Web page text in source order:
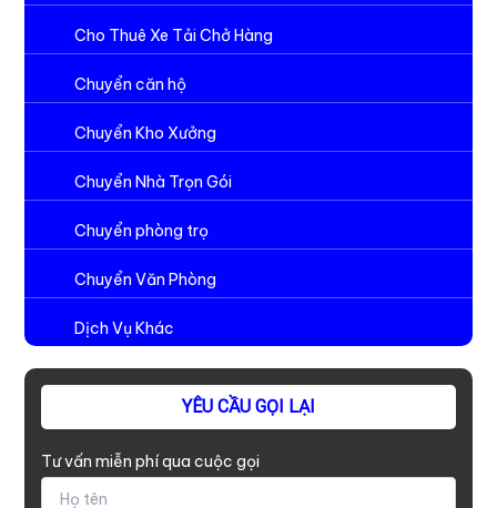
Cho Thuê Xe Tải Chở Hàng
Chuyển căn hộ
Chuyển Kho Xưởng
Chuyển Nhà Trọn Gói
Chuyển phòng trọ
Chuyển Văn Phòng
Dịch Vụ Khác
YÊU CẦU GỌI LẠI
Tư vấn miễn phí qua cuộc gọi